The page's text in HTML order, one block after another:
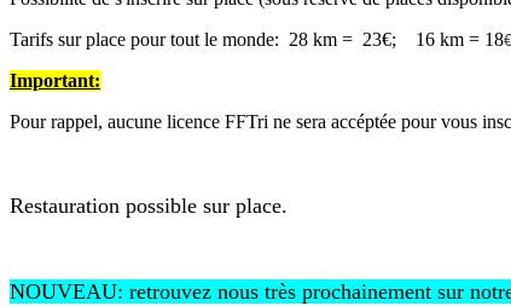
Tarifs sur place pour tout le monde: 28 km = 23€; 16 km = 18€
Important:
Pour rappel, aucune licence FFTri ne sera accéptée pour vous
Restauration possible sur place.
NOUVEAU: retrouvez nous très prochainement sur